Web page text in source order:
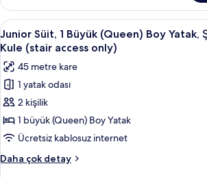
(Bunk
Beds)
hakkında
daha
detay
Junior
Süit,
1
Büyük
(Queen)
Boy
Yatak,
Şehir
Manzaralı,
Kule
Junior Süit,
12
Junior Süit, 1 Büyük (Queen) Boy Yatak,
Kule (stair access only)
45 metre kare
1 yatak odası
2 kişilik
1 büyük (Queen) Boy Yatak
Ücretsiz kablosuz internet
Daha çok detay
Junior